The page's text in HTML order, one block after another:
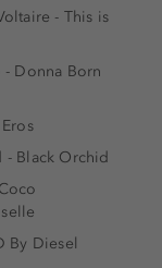
- This is
- Donna Born
- Black Orchid
By Diesel